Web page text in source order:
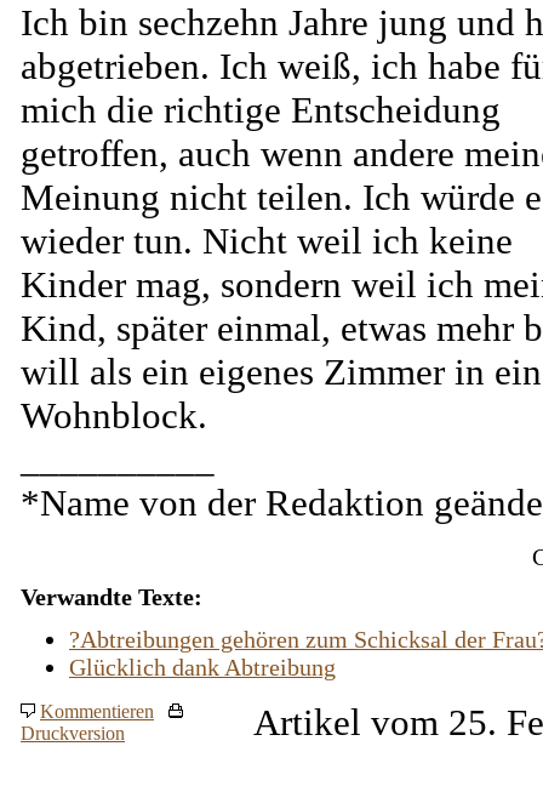
Ich bin sechzehn Jahre jung und
abgetrieben. Ich weiß, ich habe
mich die richtige Entscheidung
getroffen, auch wenn andere
Meinung nicht teilen. Ich würde
wieder tun. Nicht weil ich keine
Kinder mag, sondern weil ich
Kind, später einmal, etwas mehr
will als ein eigenes Zimmer in
Wohnblock.
*Name von der Redaktion
Verwandte Texte:
?Abtreibungen gehören zum Schicksal der
Glücklich dank Abtreibung
Kommentieren
Druckversion
Artikel vom 25.